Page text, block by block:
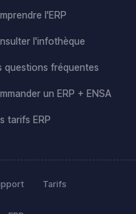
l'ERP
l'infothèque
questions fréquentes
un ERP + ENSA
tarifs ERP
Tarifs